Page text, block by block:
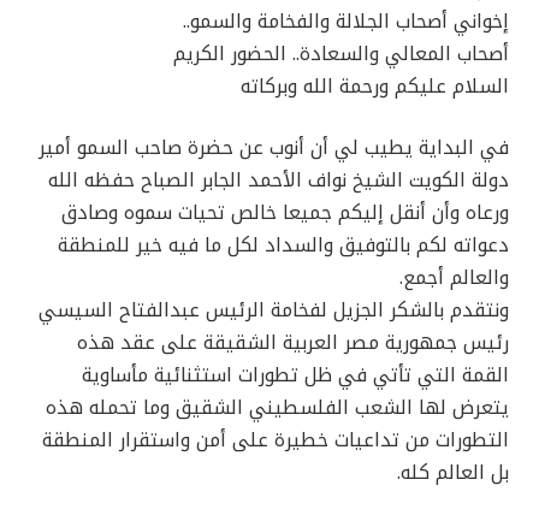
إخواني أصحاب الجلالة والفخامة والسمو..
أصحاب المعالي والسعادة.. الحضور الكريم
السلام عليكم ورحمة الله وبركاته
في البداية يطيب لي أن أنوب عن حضرة صاحب السمو أمير
دولة الكويت الشيخ نواف الأحمد الجابر الصباح حفظه الله
ورعاه وأن أنقل إليكم جميعا خالص تحيات سموه وصادق
دعواته لكم بالتوفيق والسداد لكل ما فيه خير للمنطقة
والعالم أجمع.
ونتقدم بالشكر الجزيل لفخامة الرئيس عبدالفتاح السيسي
رئيس جمهورية مصر العربية الشقيقة على عقد هذه
القمة التي تأتي في ظل تطورات استثنائية مأساوية
يتعرض لها الشعب الفلسطيني الشقيق وما تحمله هذه
التطورات من تداعيات خطيرة على أمن واستقرار المنطقة
بل العالم كله.